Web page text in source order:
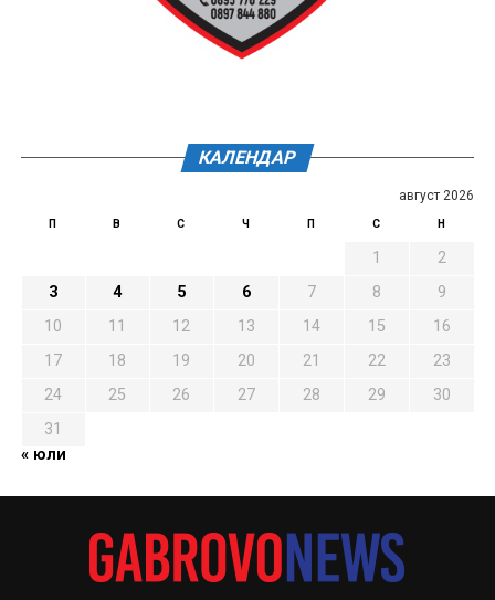
КАЛЕНДАР
август 2026
П В С Ч П С Н
1
2
3
4 5 6 7 8
9
10
11 12 13 14 15
16
17
18 19 20 21 22
23
24
25 26 27 28 29
30
31
« юли